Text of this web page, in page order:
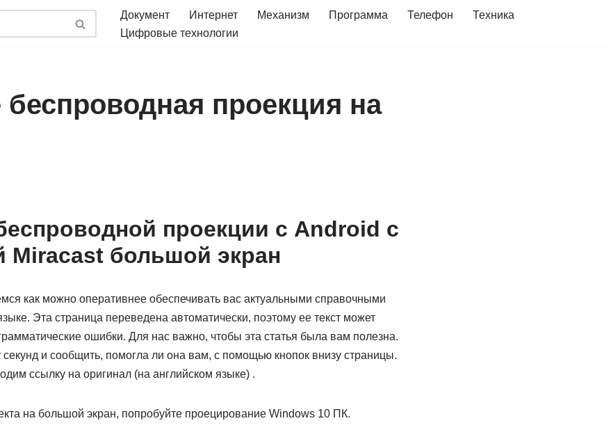
Документ Интернет Механизм Программа Телефон
Техника
Цифровые технологии
беспроводная проекция на
проекции с Android с
Miracast большой экран
как можно оперативнее обеспечивать вас актуальными справочными
Эта страница переведена автоматически, поэтому ее текст может
ошибки. Для нас важно, чтобы эта статья была вам полезна.
секунд и сообщить, помогла ли она вам, с помощью кнопок внизу страницы.
ссылку на оригинал (на английском языке) .
на большой экран, попробуйте проецирование Windows 10 ПК.